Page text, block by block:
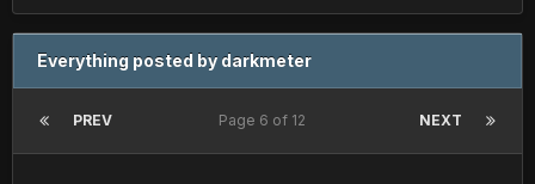
Everything posted by darkmeter
PREV NEXT
Page 6 of 12